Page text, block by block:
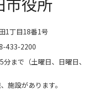
1丁目18番1号
433-2200
まで（土曜日、日曜日、
施設があります。